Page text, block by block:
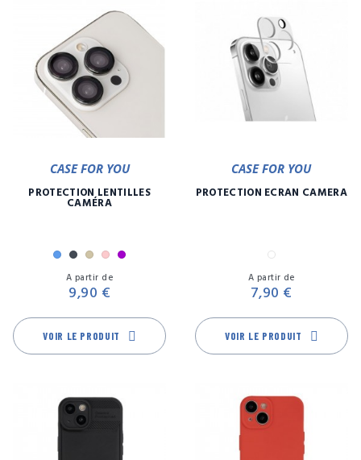
CASE FOR YOU
PROTECTION LENTILLES
CAMÉRA
BleuNoirOrRoseViolet
A partir de
9,90 €
VOIR LE PRODUIT
CASE FOR YOU
PROTECTION ÉCRAN CAMÉRA
Transparent
A partir de
7,90 €
VOIR LE PRODUIT